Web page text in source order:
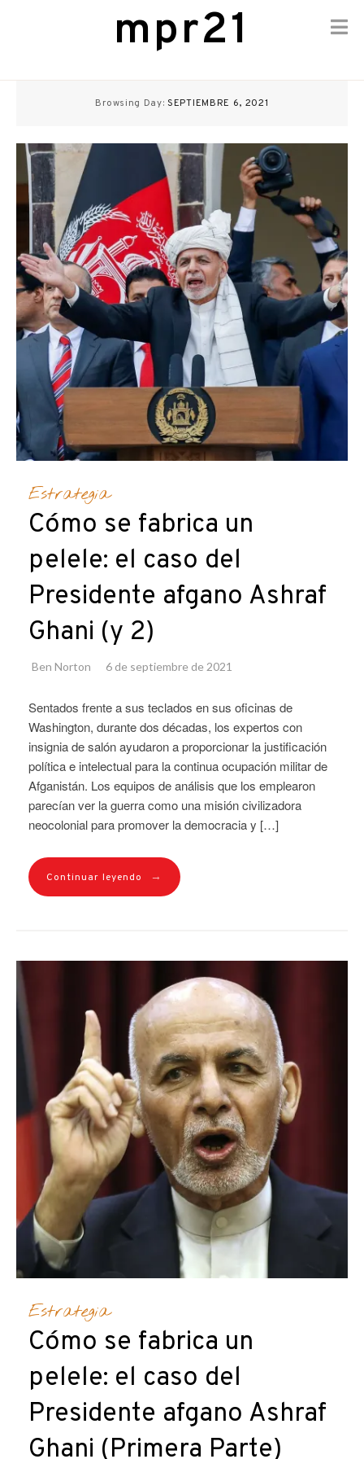
mpr21
Browsing Day:SEPTIEMBRE 6, 2021
Estrategia
Cómo se fabrica un
pelele: el caso del
Presidente afgano Ashraf
Ghani (y 2)
Ben Norton 6 de septiembre de 2021
Sentados frente a sus teclados en sus oficinas de
Washington, durante dos décadas, los expertos con
insignia de salón ayudaron a proporcionar la justificación
política e intelectual para la continua ocupación militar de
Afganistán. Los equipos de análisis que los emplearon
parecían ver la guerra como una misión civilizadora
neocolonial para promover la democracia y […]
Continuar leyendo →
Estrategia
Cómo se fabrica un
pelele: el caso del
Presidente afgano Ashraf
Ghani (Primera Parte)